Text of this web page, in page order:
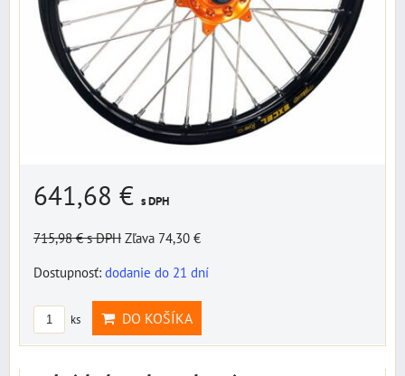
641,68 € s DPH
715,98 €s DPH Zľava 74,30 €
Dostupnosť: dodanie do 21 dní
ks DO KOŠÍKA